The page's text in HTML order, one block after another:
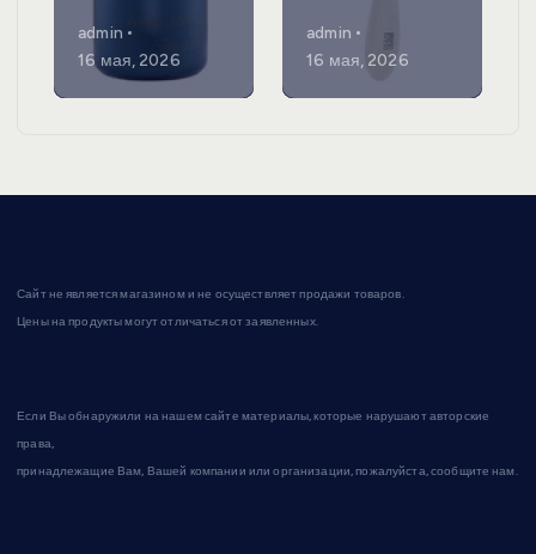
admin
16 мая, 2026
admin
16 мая, 2026
Сайт не является магазином и не осуществляет продажи товаров.
Цены на продукты могут отличаться от заявленных.
Если Вы обнаружили на нашем сайте материалы, которые нарушают авторские
права,
принадлежащие Вам, Вашей компании или организации, пожалуйста, сообщите нам.